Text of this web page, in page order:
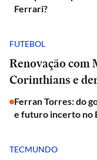
Ferrari?
FUTEBOL
Renovação com
Corinthians e
Ferran Torres: do
e futuro incerto no
TECMUNDO